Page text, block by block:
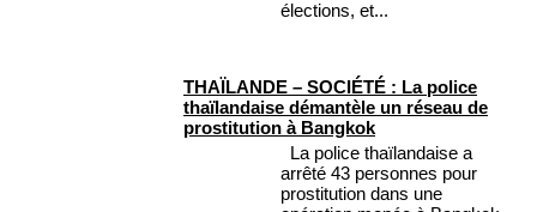
élections, et...
THAÏLANDE – SOCIÉTÉ : La police
thaïlandaise démantèle un réseau de
prostitution à Bangkok
La police thaïlandaise a
arrêté 43 personnes pour
prostitution dans une